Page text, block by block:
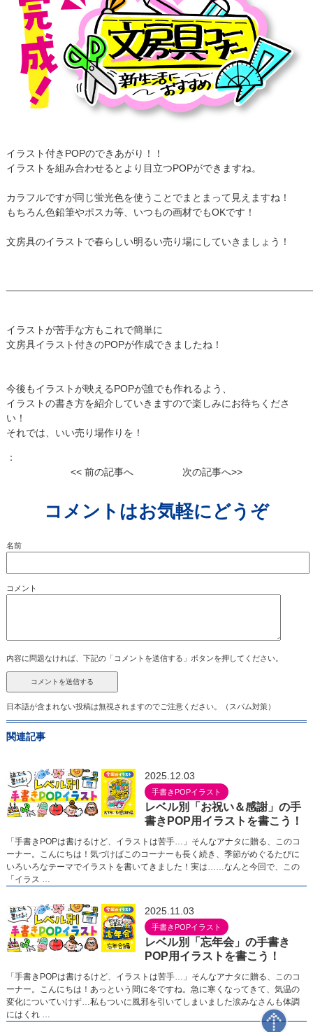
イラスト付きPOPのできあがり！！
イラストを組み合わせるとより目立つPOPができますね。
カラフルですが同じ蛍光色を使うことでまとまって見えますね！
もちろん色鉛筆やポスカ等、いつもの画材でもOKです！
文房具のイラストで春らしい明るい売り場にしていきましょう！
イラストが苦手な方もこれで簡単に
文房具イラスト付きのPOPが作成できましたね！
今後もイラストが映えるPOPが誰でも作れるよう、
イラストの書き方を紹介していきますので楽しみにお待ちくださ
い！
それでは、いい売り場作りを！
：
<< 前の記事へ
次の記事へ>>
コメントはお気軽にどうぞ
名前
コメント
内容に問題なければ、下記の「コメントを送信する」ボタンを押してください。
日本語が含まれない投稿は無視されますのでご注意ください。（スパム対策）
関連記事
2025.12.03
手書きPOPイラスト
レベル別「お祝い＆感謝」の手
書きPOP用イラストを書こう！
「手書きPOPは書けるけど、イラストは苦手…」そんなアナタに贈る、このコ
ーナー。こんにちは！気づけばこのコーナーも長く続き、季節がめぐるたびに
いろいろなテーマでイラストを書いてきました！実は……なんと今回で、この
「イラス …
2025.11.03
手書きPOPイラスト
レベル別「忘年会」の手書き
POP用イラストを書こう！
「手書きPOPは書けるけど、イラストは苦手…」そんなアナタに贈る、このコ
ーナー。こんにちは！あっという間に冬ですね。急に寒くなってきて、気温の
変化についていけず…私もついに風邪を引いてしまいました涙みなさんも体調
にはくれ …